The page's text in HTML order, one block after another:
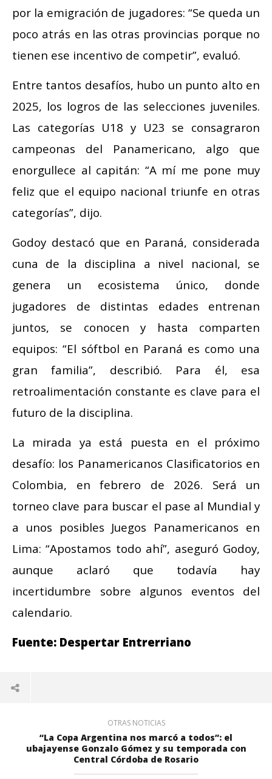
por la emigración de jugadores: “Se queda un
poco atrás en las otras provincias porque no
tienen ese incentivo de competir”, evaluó.
Entre tantos desafíos, hubo un punto alto en
2025, los logros de las selecciones juveniles.
Las categorías U18 y U23 se consagraron
campeonas del Panamericano, algo que
enorgullece al capitán: “A mí me pone muy
feliz que el equipo nacional triunfe en otras
categorías”, dijo.
Godoy destacó que en Paraná, considerada
cuna de la disciplina a nivel nacional, se
genera un ecosistema único, donde
jugadores de distintas edades entrenan
juntos, se conocen y hasta comparten
equipos: “El sóftbol en Paraná es como una
gran familia”, describió. Para él, esa
retroalimentación constante es clave para el
futuro de la disciplina.
La mirada ya está puesta en el próximo
desafío: los Panamericanos Clasificatorios en
Colombia, en febrero de 2026. Será un
torneo clave para buscar el pase al Mundial y
a unos posibles Juegos Panamericanos en
Lima: “Apostamos todo ahí”, aseguró Godoy,
aunque aclaró que todavía hay
incertidumbre sobre algunos eventos del
calendario.
Fuente: Despertar Entrerriano
OTRAS NOTICIAS
“La Copa Argentina nos marcó a todos”: el
ubajayense Gonzalo Gómez y su temporada con
Central Córdoba de Rosario